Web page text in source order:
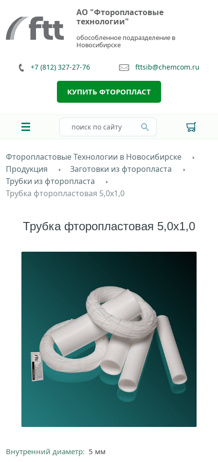
АО "Фторопластовые
технологии"
обособленное подразделение в
Новосибирске
+7 (812) 327-27-76 fttsib@chemcom.ru
КУПИТЬ ФТОРОПЛАСТ
Фторопластовые Технологии в Новосибирске
Продукция
Заготовки из фторопласта
Трубки из фторопласта
Трубка фторопластовая 5,0х1,0
Трубка фторопластовая 5,0х1,0
Внутренний диаметр: 5 мм